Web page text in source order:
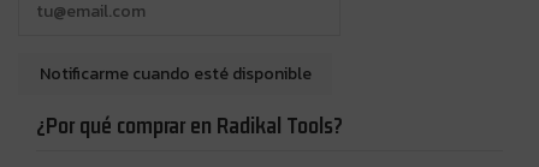
¿Por qué comprar en Radikal Tools?